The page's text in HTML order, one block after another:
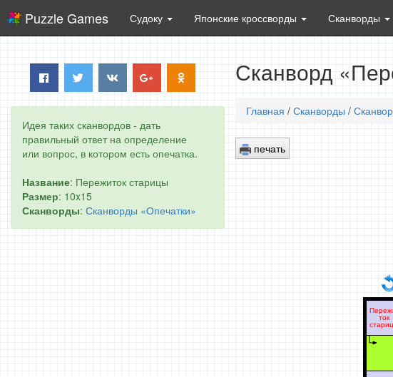
Puzzle Games Судоку Японские кроссворды Сканворды
Идея таких сканвордов - дать
правильный ответ на определение
или вопрос, в котором есть опечатка.
Название: Пережиток старицы
Размер: 10x15
Сканворды: Сканворды «Опечатки»
Сканворд
Главная / Сканворды /
печать
ток